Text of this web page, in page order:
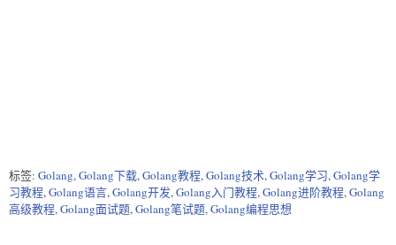
标签: Golang,Golang下载,Golang教程,Golang技术,Golang学习,Golang学
习教程,Golang语言,Golang开发,Golang入门教程,Golang进阶教程,Golang
高级教程,Golang面试题,Golang笔试题,Golang编程思想